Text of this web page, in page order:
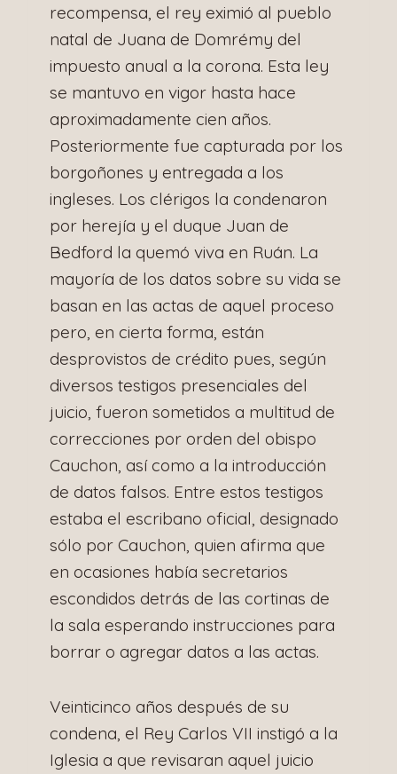
recompensa, el rey eximió al pueblo
natal de Juana de Domrémy del
impuesto anual a la corona. Esta ley
se mantuvo en vigor hasta hace
aproximadamente cien años.
Posteriormente fue capturada por los
borgoñones y entregada a los
ingleses. Los clérigos la condenaron
por herejía y el duque Juan de
Bedford la quemó viva en Ruán. La
mayoría de los datos sobre su vida se
basan en las actas de aquel proceso
pero, en cierta forma, están
desprovistos de crédito pues, según
diversos testigos presenciales del
juicio, fueron sometidos a multitud de
correcciones por orden del obispo
Cauchon, así como a la introducción
de datos falsos. Entre estos testigos
estaba el escribano oficial, designado
sólo por Cauchon, quien afirma que
en ocasiones había secretarios
escondidos detrás de las cortinas de
la sala esperando instrucciones para
borrar o agregar datos a las actas.
Veinticinco años después de su
condena, el Rey Carlos VII instigó a la
Iglesia a que revisaran aquel juicio